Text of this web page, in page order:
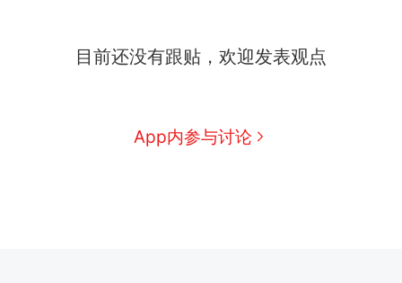
目前还没有跟贴，欢迎发表观点
App内参与讨论